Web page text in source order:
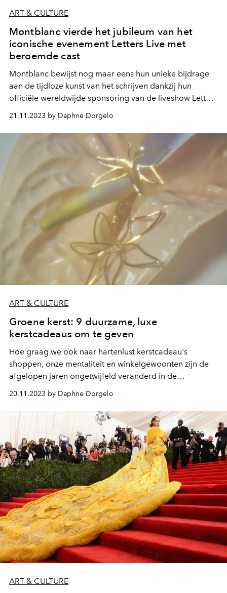
ART & CULTURE
Montblanc vierde het jubileum van het
iconische evenement Letters Live met
beroemde cast
Montblanc bewijst nog maar eens hun unieke bijdrage
aan de tijdloze kunst van het schrijven dankzij hun
officiële wereldwijde sponsoring van de liveshow Letters
Live. Tijdens de 10e editie van dit evenement lazen
getalenteerde sterren zoals Benedict Cumberbatch,
Gillian Anderson en Woody Harrelson belangrijke
geschreven brieven voor aan een groot publiek.
21.11.2023 by Daphne Dorgelo
ART & CULTURE
Groene kerst: 9 duurzame, luxe
kerstcadeaus om te geven
Hoe graag we ook naar hartenlust kerstcadeau's
shoppen, onze mentaliteit en winkelgewoonten zijn de
afgelopen jaren ongetwijfeld veranderd in de
duurzamere richting.
20.11.2023 by Daphne Dorgelo
ART & CULTURE